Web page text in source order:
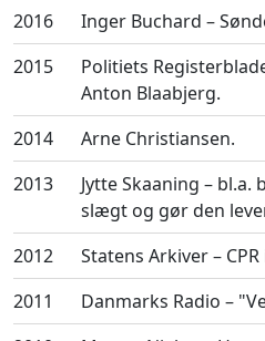
2016
Inger Buchard –
2015
Politiets
Anton Blaabjerg.
2014
Arne Christiansen.
2013
Jytte Skaaning –
slægt og gør den
2012
Statens Arkiver –
2011
Danmarks Radio –